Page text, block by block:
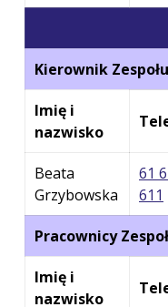
Kierownik
Imię i
nazwisko
Beata
Grzybowska
61
611
Pracownicy
Imię i
nazwisko